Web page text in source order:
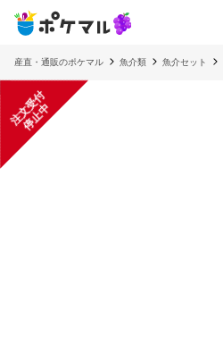
産直・通販のポケマル 魚介類 魚介セット
注
文
受
付
停
止
中